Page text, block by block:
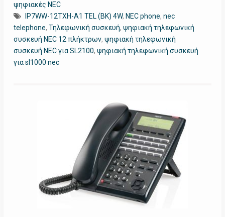
ψηφιακές NEC
IP7WW-12TXH-A1 TEL (BK) 4W, NEC phone, nec
telephone, Τηλεφωνική συσκευή, ψηφιακή τηλεφωνική
συσκευή NEC 12 πλήκτρων, ψηφιακή τηλεφωνική
συσκευή NEC για SL2100, ψηφιακή τηλεφωνική συσκευή
για sl1000 nec